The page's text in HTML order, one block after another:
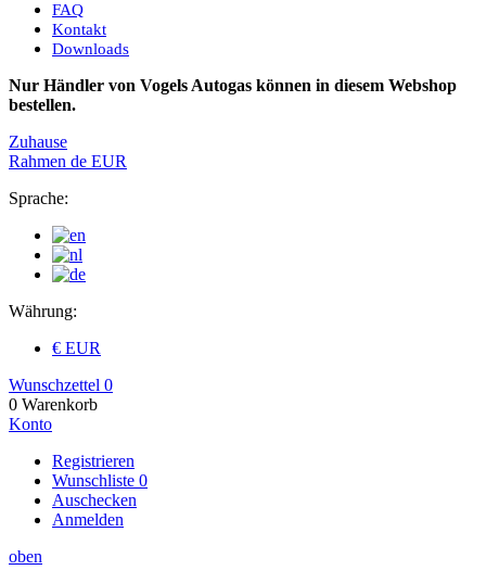
FAQ
Kontakt
Downloads
Nur Händler von Vogels Autogas können in diesem Webshop
bestellen.
Zuhause
Rahmen de EUR
Sprache:
Währung:
€ EUR
Wunschzettel 0
0 Warenkorb
Konto
Registrieren
Wunschliste 0
Auschecken
Anmelden
oben